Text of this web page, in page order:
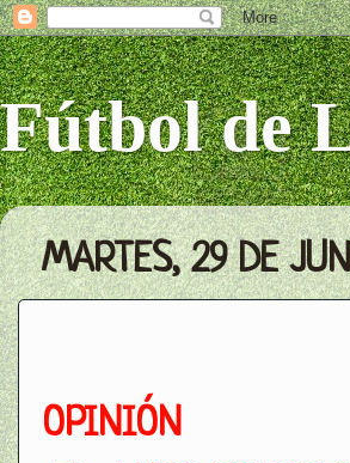
Fútbol de
MARTES, 29 DE
OPINIÓN